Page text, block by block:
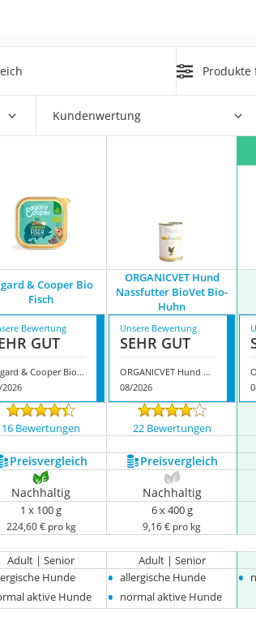
Produkte
Kundenwertung
& Cooper Bio
Fisch
ORGANICVET Hund
Nassfutter BioVet Bio-
Huhn
Bewertung
GUT
Edgard & Cooper Bio Fisch
Unsere Bewertung
SEHR GUT
ORGANICVET Hund Nassfutter BioVet Bio-Huhn
08/2026
16 Bewertungen 22 Bewertungen
Preis­vergleich Preis­vergleich
Nachhaltig Nachhaltig
1 x 100 g
224,60 € pro kg
6 x 400 g
9,16 € pro kg
Adult | Senior Adult | Senior
Hunde
aktive Hunde
• allergische Hunde
• normal aktive Hunde
•